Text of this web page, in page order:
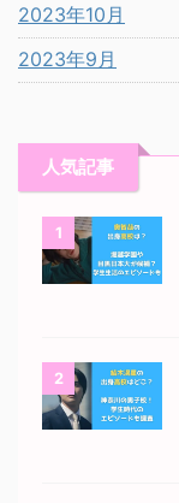
2023年10月
2023年9月
人気記事
1
2